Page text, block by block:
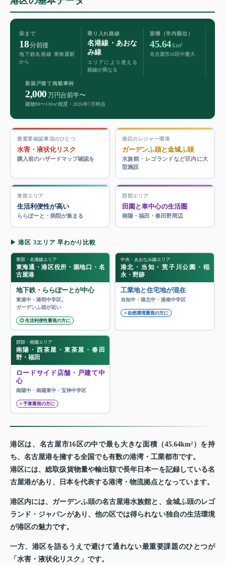
栄まで
18分前後
地下鉄名港線 東海通駅
から
乗り入れ路線
名港線・あおな
み線
エリアにより使える
路線が異なる
面積（市内順位）
45.64km²
名古屋市16区中最大
新築戸建て掲載事例
2,000万円台前半〜
建物90〜110㎡程度・2026年7月時点
最重要確認事項のひとつ
水害・液状化リスク
購入前のハザードマップ確認を
港区のレジャー環境
ガーデンふ頭と金城ふ頭
水族館・レゴランドなど区内に大
型施設
東部エリア
生活利便性が高い
ららぽーと・病院が集まる
西部エリア
田園と車中心の生活圏
南陽・福田・春田野周辺
▶ 港区 3エリア 早わかり比較
東部・名港線エリア
東海通・港区役所・築地口・名
古屋港
地下鉄・ららぽーとが中心
東港中・港明中学区。
ガーデンふ頭が近い
◎ 生活利便性重視の方に
中央・あおなみ線エリア
港北・当知・荒子川公園・稲
永・野跡
工業地と住宅地が混在
当知中・港北中・港南中学区
○ 自然環境重視の方に
西部・南陽エリア
南陽・西茶屋・東茶屋・春田
野・福田
ロードサイド店舗・戸建て中
心
南陽中・南陽東中・宝神中学区
○ 予算重視の方に
港区は、名古屋市16区の中で最も大きな面積（45.64km²）を持
ち、名古屋港を擁する全国でも有数の港湾・工業都市です。
港区には、総取扱貨物量や輸出額で長年日本一を記録している名
古屋港があり、日本を代表する港湾・物流拠点となっています。
港区内には、ガーデンふ頭の名古屋港水族館と、金城ふ頭のレゴ
ランド・ジャパンがあり、他の区では得られない独自の生活環境
が港区の魅力です。
一方、港区を語るうえで避けて通れない最重要課題のひとつが
「水害・液状化リスク」です。